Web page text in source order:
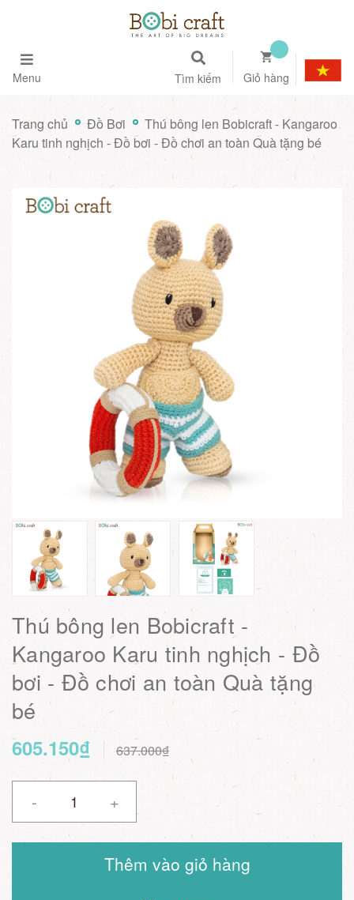
Menu Tìm kiếm Giỏ hàng
Trang chủ Đồ Bơi
Thú bông len Bobicraft - Kangaroo
Karu tinh nghịch - Đồ bơi - Đồ chơi an toàn Quà tặng bé
Thú bông len Bobicraft -
Kangaroo Karu tinh nghịch - Đồ
bơi - Đồ chơi an toàn Quà tặng
bé
605.150₫ 637.000₫
- +
Thêm vào giỏ hàng